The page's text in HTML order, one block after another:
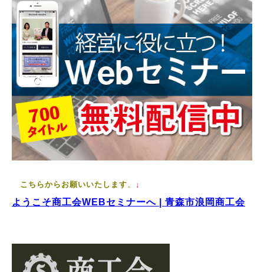
こちらからお願いいたします 。 ↓
ようこそ商工会WEBセミナーへ | 青森市浪岡商工会